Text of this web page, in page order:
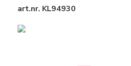
art.nr. KL94930